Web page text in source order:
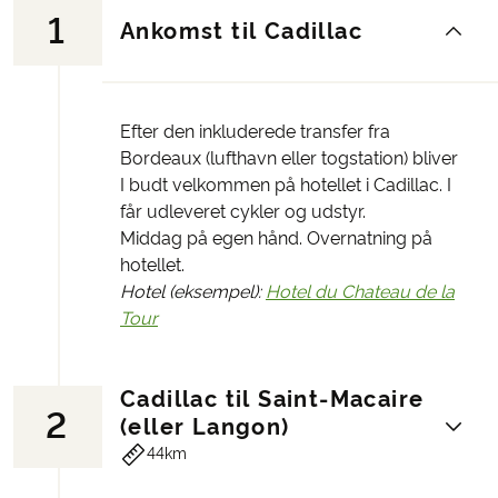
1 Ankomst til Cadillac
Efter den inkluderede transfer fra
Bordeaux (lufthavn eller togstation) bliver
I budt velkommen på hotellet i Cadillac. I
får udleveret cykler og udstyr.
Middag på egen hånd. Overnatning på
hotellet.
Hotel (eksempel): Hotel du Chateau de la
Tour
2
Cadillac til Saint-Macaire
(eller Langon)
44km